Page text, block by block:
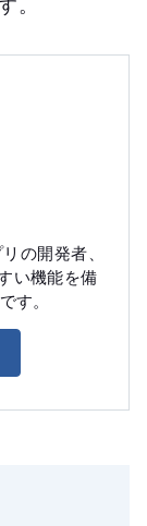
の開発者、
い機能を備
す。